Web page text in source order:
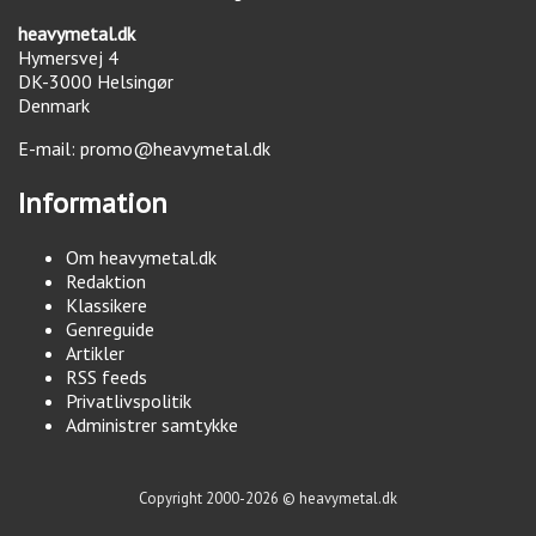
heavymetal.dk
Hymersvej 4
DK-3000 Helsingør
Denmark
E-mail: promo@heavymetal.dk
Information
Om heavymetal.dk
Redaktion
Klassikere
Genreguide
Artikler
RSS feeds
Privatlivspolitik
Administrer samtykke
Copyright 2000-2026 © heavymetal.dk